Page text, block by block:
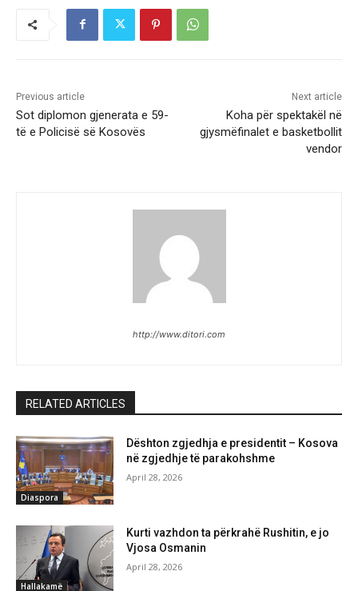
Previous article
Sot diplomon gjenerata e 59-
të e Policisë së Kosovës
Next article
Koha për spektakël në
gjysmëfinalet e basketbollit
vendor
http://www.ditori.com
RELATED ARTICLES
Diaspora
Dështon zgjedhja e presidentit – Kosova
në zgjedhje të parakohshme
April 28, 2026
Hallakamë
Kurti vazhdon ta përkrahë Rushitin, e jo
Vjosa Osmanin
April 28, 2026